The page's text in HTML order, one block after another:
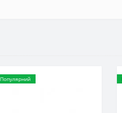
Популярний